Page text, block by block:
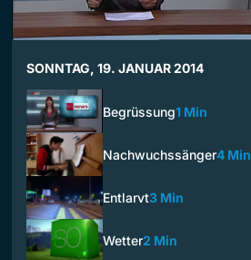
SONNTAG, 19. JANUAR 2014
Begrüssung1 Min
Nachwuchssänger4 Min
Entlarvt3 Min
Wetter2 Min